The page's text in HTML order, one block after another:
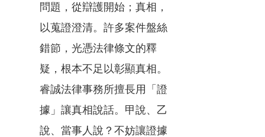
問題，從辯護開始；真相，
以蒐證澄清。許多案件盤絲
錯節，光憑法律條文的釋
疑，根本不足以彰顯真相。
睿誠法律事務所擅長用「證
據」讓真相說話。甲說、乙
說、當事人說？不妨讓證據